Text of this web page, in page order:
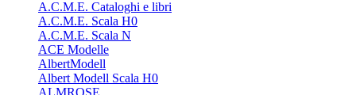
A.C.M.E. Cataloghi e libri
A.C.M.E. Scala H0
A.C.M.E. Scala N
ACE Modelle
AlbertModell
Albert Modell Scala H0
ALMROSE